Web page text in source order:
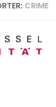
CRIME